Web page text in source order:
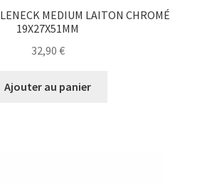
MEDIUM LAITON CHROMÉ
19X27X51MM
32,90 €
Ajouter au panier